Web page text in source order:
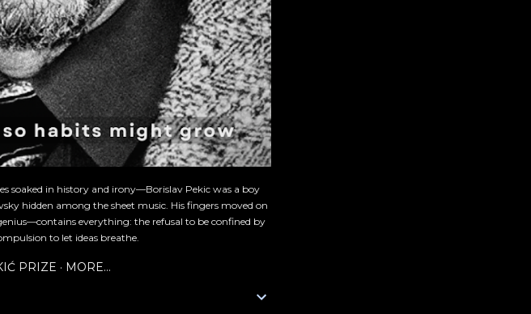
soaked in history and irony—Borislav Pekic was a boy
hidden among the sheet music. His fingers moved on
everything: the refusal to be confined by
to let ideas breathe.
PRIZE MORE…